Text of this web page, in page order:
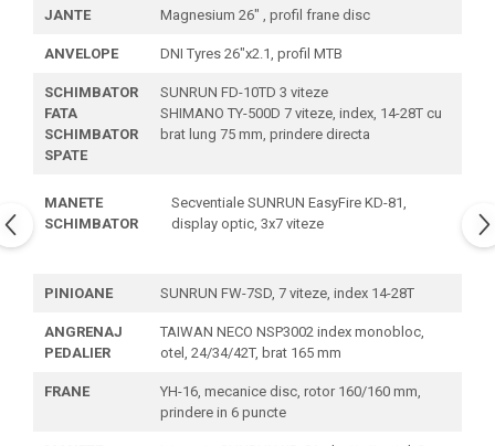
JANTE Magnesium 26" , profil frane disc
ANVELOPE DNI Tyres 26"x2.1, profil MTB
SCHIMBATOR
FATA
SCHIMBATOR
SPATE
SUNRUN FD-10TD 3 viteze
SHIMANO TY-500D 7 viteze, index, 14-28T cu
brat lung 75 mm, prindere directa
MANETE
SCHIMBATOR
Secventiale SUNRUN EasyFire KD-81,
display optic, 3x7 viteze
PINIOANE SUNRUN FW-7SD, 7 viteze, index 14-28T
ANGRENAJ
PEDALIER
TAIWAN NECO NSP3002 index monobloc,
otel, 24/34/42T, brat 165 mm
FRANE
YH-16, mecanice disc, rotor 160/160 mm,
prindere in 6 puncte